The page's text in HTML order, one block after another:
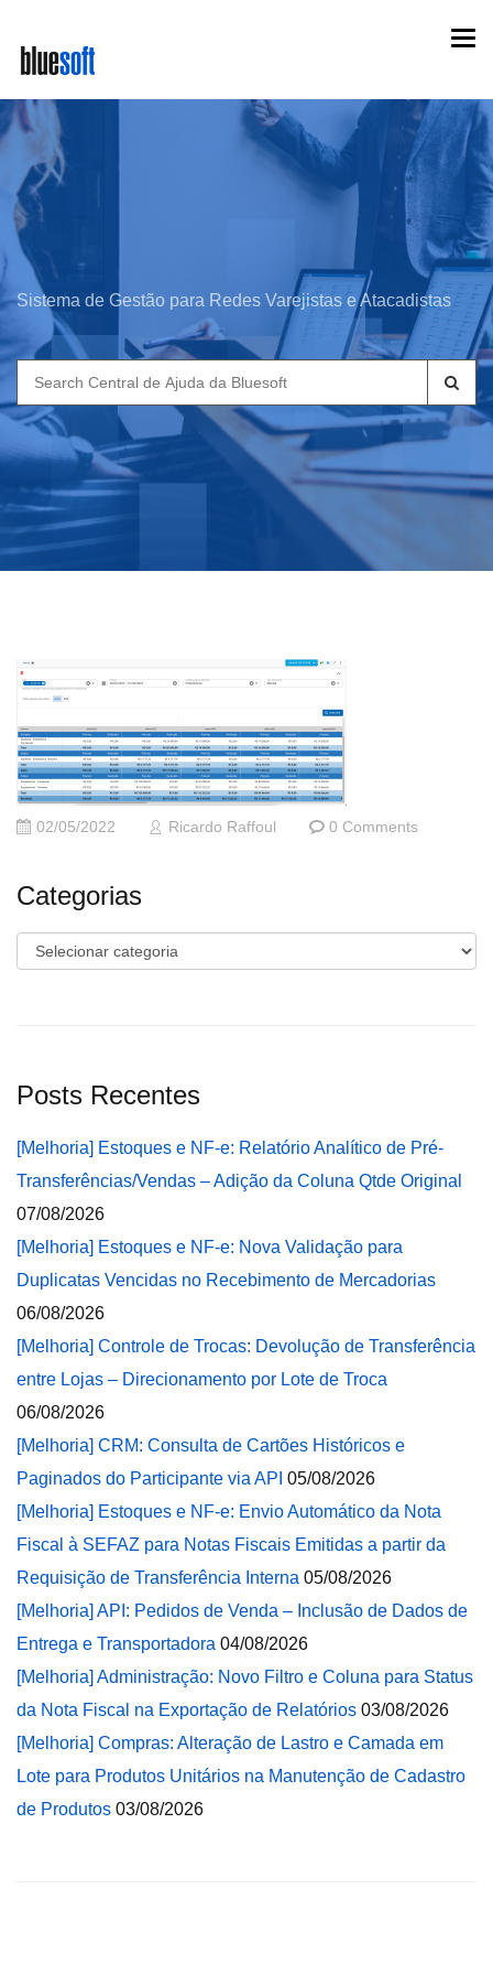
main
content
Sistema de Gestão para Redes Varejistas e Atacadistas
Search
for:
02/05/2022 Ricardo Raffoul 0 Comments
Categorias
Categorias
Posts Recentes
[Melhoria] Estoques e NF-e: Relatório Analítico de Pré-
Transferências/Vendas – Adição da Coluna Qtde Original
07/08/2026
[Melhoria] Estoques e NF-e: Nova Validação para
Duplicatas Vencidas no Recebimento de Mercadorias
06/08/2026
[Melhoria] Controle de Trocas: Devolução de Transferência
entre Lojas – Direcionamento por Lote de Troca
06/08/2026
[Melhoria] CRM: Consulta de Cartões Históricos e
Paginados do Participante via API 05/08/2026
[Melhoria] Estoques e NF-e: Envio Automático da Nota
Fiscal à SEFAZ para Notas Fiscais Emitidas a partir da
Requisição de Transferência Interna 05/08/2026
[Melhoria] API: Pedidos de Venda – Inclusão de Dados de
Entrega e Transportadora 04/08/2026
[Melhoria] Administração: Novo Filtro e Coluna para Status
da Nota Fiscal na Exportação de Relatórios 03/08/2026
[Melhoria] Compras: Alteração de Lastro e Camada em
Lote para Produtos Unitários na Manutenção de Cadastro
de Produtos 03/08/2026